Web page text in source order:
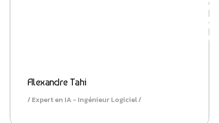
Alexandre Tahi
Expert en IA - Ingénieur Logiciel